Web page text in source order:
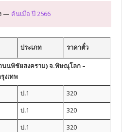
— ค้นเมื่อ ปี 2566
ประเภท ราคาตั๋ว
นพิชัยสงคราม) จ.พิษณุโลก –
งเทพ
ป.1 320
ป.1 320
ป.1 320